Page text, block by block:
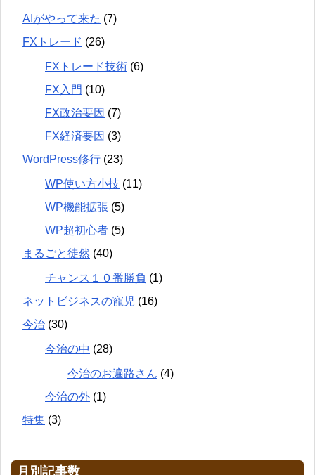
AIがやって来た (7)
FXトレード (26)
FXトレード技術 (6)
FX入門 (10)
FX政治要因 (7)
FX経済要因 (3)
WordPress修行 (23)
WP使い方小技 (11)
WP機能拡張 (5)
WP超初心者 (5)
まるごと徒然 (40)
チャンス１０番勝負 (1)
ネットビジネスの寵児 (16)
今治 (30)
今治の中 (28)
今治のお遍路さん (4)
今治の外 (1)
特集 (3)
月別記事数